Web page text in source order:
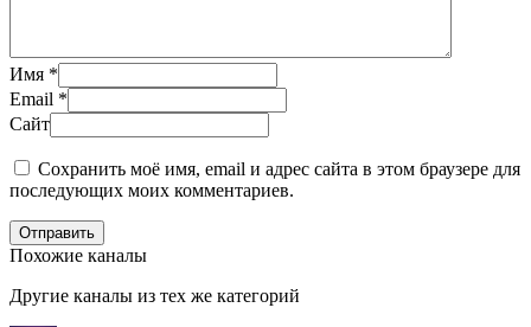
Имя *
Email *
Сайт
Сохранить моё имя, email и адрес сайта в этом браузере для
последующих моих комментариев.
Отправить
Похожие каналы
Другие каналы из тех же категорий